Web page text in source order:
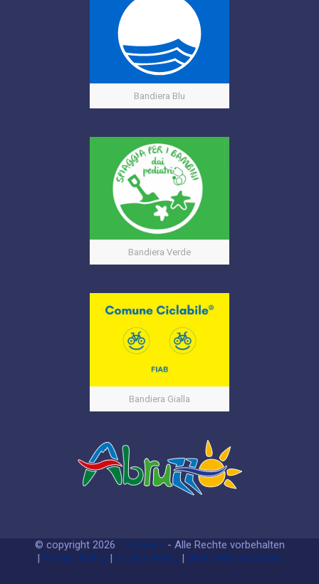
Bandiera Blu
Bandiera Verde
Bandiera Gialla
© copyright 2026 Thatsweb - Alle Rechte vorbehalten
| Privacy Policy | Cookie Policy | Unternehmensdaten